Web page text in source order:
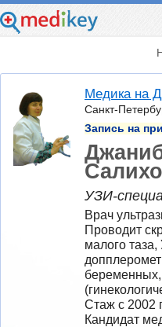
Медика на
Санкт-
Запись на
УЗИ-
Врач
Проводит
малого
Стаж с 2002
Кандидат